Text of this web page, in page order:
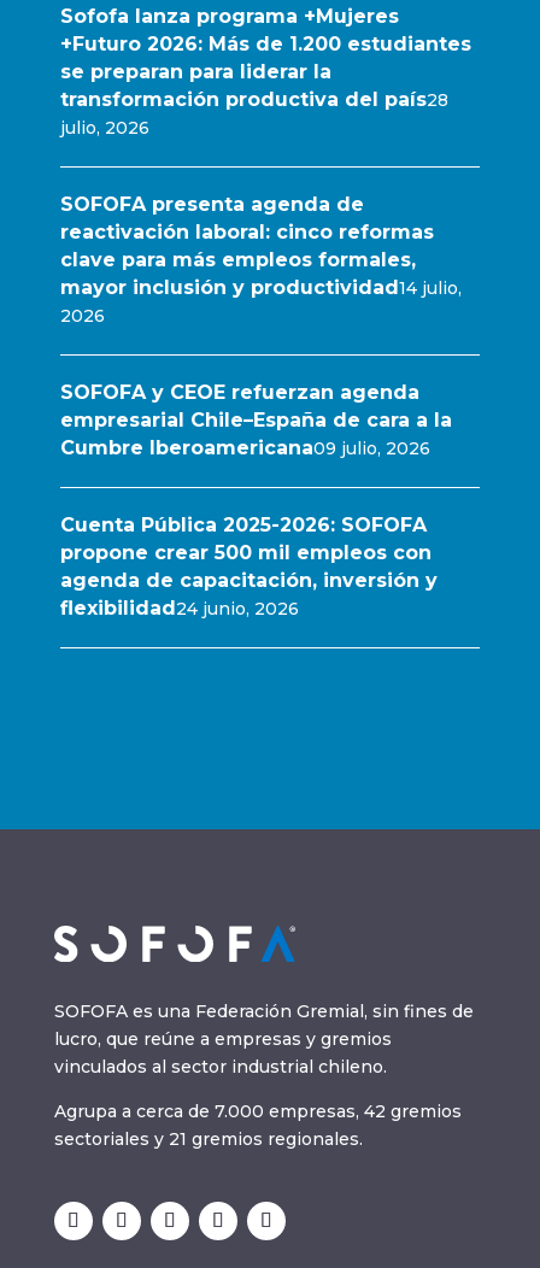
Sofofa lanza programa +Mujeres
+Futuro 2026: Más de 1.200 estudiantes
se preparan para liderar la
transformación productiva del país28
julio, 2026
SOFOFA presenta agenda de
reactivación laboral: cinco reformas
clave para más empleos formales,
mayor inclusión y productividad14 julio,
2026
SOFOFA y CEOE refuerzan agenda
empresarial Chile–España de cara a la
Cumbre Iberoamericana09 julio, 2026
Cuenta Pública 2025-2026: SOFOFA
propone crear 500 mil empleos con
agenda de capacitación, inversión y
flexibilidad24 junio, 2026
SOFOFA es una Federación Gremial, sin fines de
lucro, que reúne a empresas y gremios
vinculados al sector industrial chileno.
Agrupa a cerca de 7.000 empresas, 42 gremios
sectoriales y 21 gremios regionales.